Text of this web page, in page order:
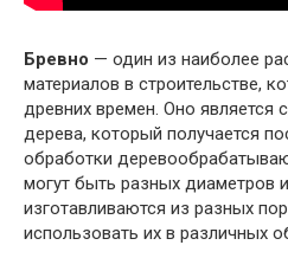
Бревно — один из наиболее
материалов в строительстве,
древних времен. Оно является
дерева, который получается
обработки
могут быть разных диаметров
изготавливаются из разных
использовать их в различных